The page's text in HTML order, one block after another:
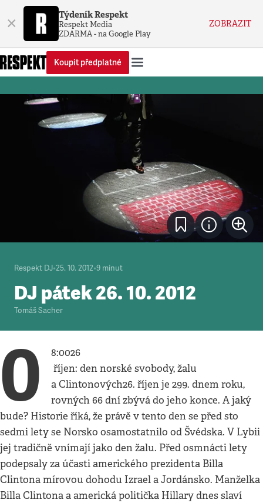
× Týdeník Respekt
Respekt Media
ZDARMA - na Google Play
ZOBRAZIT
Koupit předplatné
Respekt DJ•25. 10. 2012•9 minut
DJ pátek 26. 10. 2012
Tomáš Sacher
0
8:0026
říjen: den norské svobody, žalu
a Clintonových26. říjen je 299. dnem roku,
rovných 66 dní zbývá do jeho konce. A jaký
bude? Historie říká, že právě v tento den se před sto
sedmi lety se Norsko osamostatnilo od Švédska. V Lybii
jej tradičně vnímají jako den žalu. Před osmnácti lety
podepsaly za účasti amerického prezidenta Billa
Clintona mírovou dohodu Izrael a Jordánsko. Manželka
Billa Clintona a americká politička Hillary dnes slaví